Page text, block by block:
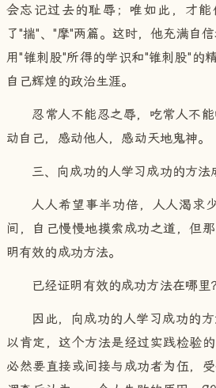
会忘记过去的耻辱；唯如此，才
了"揣"、"摩"两篇。这时，他充满自
用"锥刺股"所得的学识和"锥刺股"的
自己辉煌的政治生涯。
忍常人不能忍之辱，吃常人不
动自己，感动他人，感动天地鬼神。
三、向成功的人学习成功的方法
人人希望事半功倍，人人渴求
间，自己慢慢地摸索成功之道，但
明有效的成功方法。
已经证明有效的成功方法在哪里
因此，向成功的人学习成功的
以肯定，这个方法是经过实践检验
必然要直接或间接与成功者为伍，